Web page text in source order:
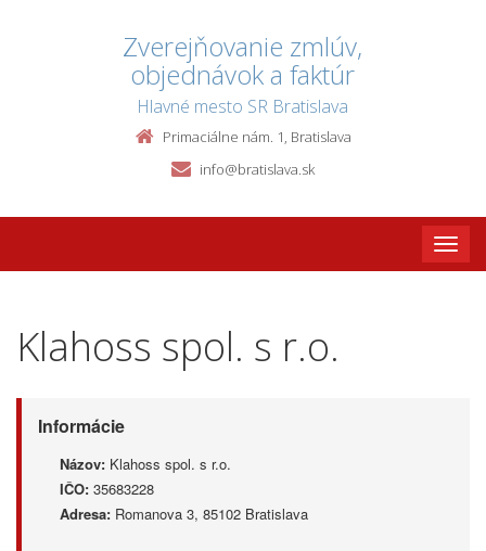
Zverejňovanie zmlúv,
objednávok a faktúr
Hlavné mesto SR Bratislava
Primaciálne nám. 1, Bratislava
info@bratislava.sk
Toggle
Klahoss spol. s r.o.
Informácie
Názov: Klahoss spol. s r.o.
IČO: 35683228
Adresa: Romanova 3, 85102 Bratislava